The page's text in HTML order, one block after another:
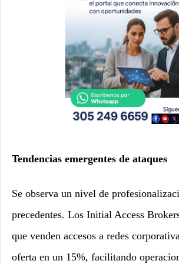
Tendencias emergentes de ataques
Se observa un nivel de
precedentes. Los Initial Access
que venden accesos a redes
oferta en un 15%, facilitando